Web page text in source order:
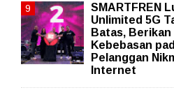
SMARTFREN
Unlimited 5G
Batas, Berikan
Kebebasan
Pelanggan
Internet